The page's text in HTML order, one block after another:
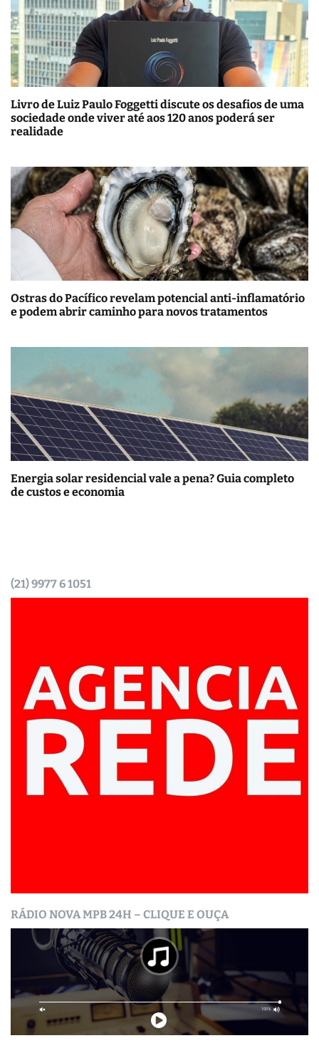
Livro de Luiz Paulo Foggetti discute os desafios de uma
sociedade onde viver até aos 120 anos poderá ser
realidade
Ostras do Pacífico revelam potencial anti-inflamatório
e podem abrir caminho para novos tratamentos
Energia solar residencial vale a pena? Guia completo
de custos e economia
(21) 9977 6 1051
RÁDIO NOVA MPB 24H – CLIQUE E OUÇA